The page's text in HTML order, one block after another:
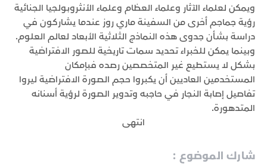
ويمكن لعلماء الآثار وعلماء العظام وعلماء الأنثروبولجيا الجنائية
رؤية جماجم أخرى من السفينة ماري روز عندما يشاركون في
دراسة بشأن جدوى هذه النماذج الثلاثية الأبعاد لعالم العلوم.
وبينما يمكن للخبراء تحديد سمات تاريخية للصور الافتراضية
بشكل لا يستطيع غير المتخصصين رصده فبإمكان
المستخدمين العاديين أن يكبروا حجم الصورة الافتراضية ليروا
تفاصيل إصابة النجار في حاجبه وتدوير الصورة لرؤية أسنانه
المتدهورة.
انتهى
شارك الموضوع :